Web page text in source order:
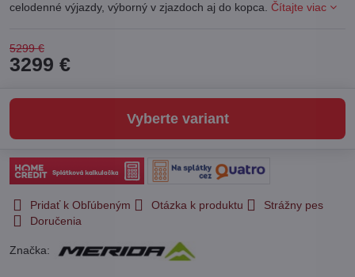
celodenné výjazdy, výborný v zjazdoch aj do kopca. Čítajte viac
5299 €
3299 €
Vyberte variant
Pridať k Obľúbeným Otázka k produktu
Strážny pes
Doručenia
Značka: